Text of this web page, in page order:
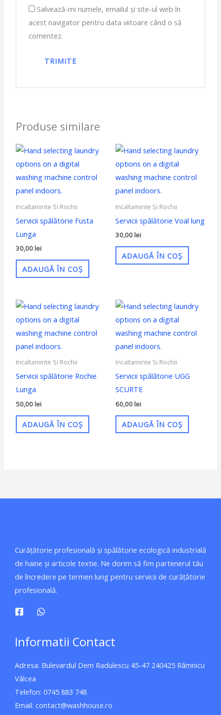
Salvează-mi numele, emailul și site-ul web în
acest navigator pentru data viitoare când o să
comentez.
Produse similare
Incaltaminte Si Rochii
Servicii spălătorie Fusta
Lunga
30,00 lei
ADAUGĂ ÎN COȘ
Incaltaminte Si Rochii
Servicii spălătorie Voal lung
30,00 lei
ADAUGĂ ÎN COȘ
Incaltaminte Si Rochii
Servicii spălătorie Rochie
Lunga
50,00lei
ADAUGĂ ÎN COȘ
Incaltaminte Si Rochii
Servicii spălătorie UGG
SCURTE
60,00lei
ADAUGĂ ÎN COȘ
Curățătorie profesională și spălătorie ecologică industrială
de haine și articole textie. Ne dorim să fim partenerul tău
de încredere pe termen lung pentru servicii de curățătorie
profesională.
Informatii Contact
Adresa: Bulevardul Dem Radulescu 45-47 240425 Râmnicu
Vâlcea
Telefon: 0745 883 748
Email: contact@washhouse.ro